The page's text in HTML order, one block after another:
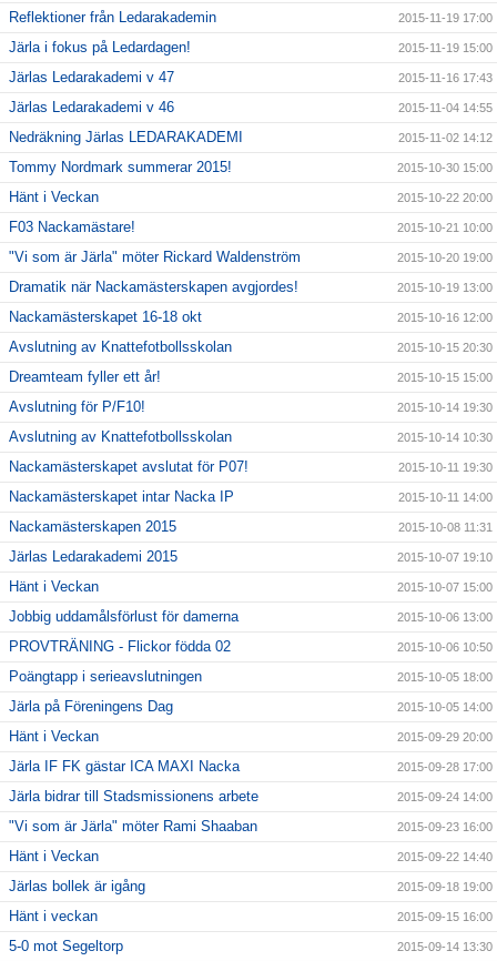
Reflektioner från Ledarakademin 2015-11-19 17:00
Järla i fokus på Ledardagen! 2015-11-19 15:00
Järlas Ledarakademi v 47 2015-11-16 17:43
Järlas Ledarakademi v 46 2015-11-04 14:55
Nedräkning Järlas LEDARAKADEMI 2015-11-02 14:12
Tommy Nordmark summerar 2015! 2015-10-30 15:00
Hänt i Veckan 2015-10-22 20:00
F03 Nackamästare! 2015-10-21 10:00
"Vi som är Järla" möter Rickard Waldenström 2015-10-20 19:00
Dramatik när Nackamästerskapen avgjordes! 2015-10-19 13:00
Nackamästerskapet 16-18 okt 2015-10-16 12:00
Avslutning av Knattefotbollsskolan 2015-10-15 20:30
Dreamteam fyller ett år! 2015-10-15 15:00
Avslutning för P/F10! 2015-10-14 19:30
Avslutning av Knattefotbollsskolan 2015-10-14 10:30
Nackamästerskapet avslutat för P07! 2015-10-11 19:30
Nackamästerskapet intar Nacka IP 2015-10-11 14:00
Nackamästerskapen 2015 2015-10-08 11:31
Järlas Ledarakademi 2015 2015-10-07 19:10
Hänt i Veckan 2015-10-07 15:00
Jobbig uddamålsförlust för damerna 2015-10-06 13:00
PROVTRÄNING - Flickor födda 02 2015-10-06 10:50
Poängtapp i serieavslutningen 2015-10-05 18:00
Järla på Föreningens Dag 2015-10-05 14:00
Hänt i Veckan 2015-09-29 20:00
Järla IF FK gästar ICA MAXI Nacka 2015-09-28 17:00
Järla bidrar till Stadsmissionens arbete 2015-09-24 14:00
"Vi som är Järla" möter Rami Shaaban 2015-09-23 16:00
Hänt i Veckan 2015-09-22 14:40
Järlas bollek är igång 2015-09-18 19:00
Hänt i veckan 2015-09-15 16:00
5-0 mot Segeltorp 2015-09-14 13:30